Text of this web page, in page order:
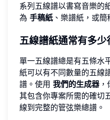
系列五線譜以書寫音樂的
為 手稿紙、樂譜紙，或簡
五線譜紙通常有多少
單一五線譜總是有五條水
紙可以有不同數量的五線
譜。使用 我們的生成器
其包含你專案所需的確切
線到完整的管弦樂總譜。